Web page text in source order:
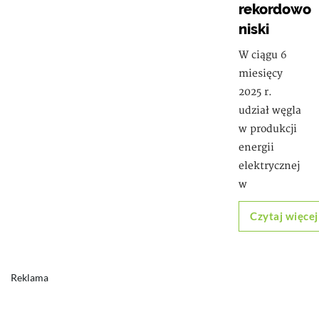
rekordowo
niski
W ciągu 6
miesięcy
2025 r.
udział węgla
w produkcji
energii
elektrycznej
w
Czytaj więcej
Reklama